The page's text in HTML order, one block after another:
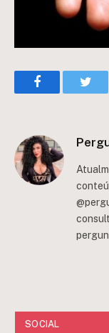
Facebook
SOCIAL